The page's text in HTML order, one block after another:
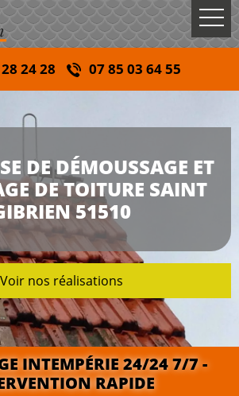
24 28 07 85 03 64 55
DE DÉMOUSSAGE ET
DE TOITURE SAINT
51510
Voir nos réalisations
INTEMPÉRIE 24/24 7/7 -
RAPIDE